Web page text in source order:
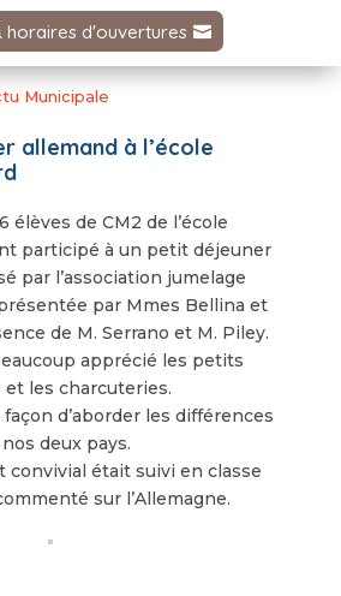
horaires d'ouvertures
Municipale
allemand à l’école
élèves de CM2 de l’école
participé à un petit déjeuner
par l’association jumelage
par Mmes Bellina et
de M. Serrano et M. Piley.
apprécié les petits
et les charcuteries.
façon d’aborder les différences
deux pays.
convivial était suivi en classe
sur l’Allemagne.